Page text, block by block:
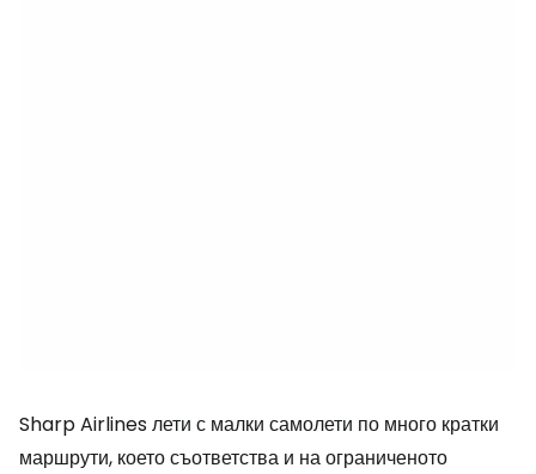
Sharp Airlines лети с малки самолети по много кратки
маршрути, което съответства и на ограниченото